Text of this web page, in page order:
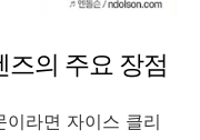
의 주요 장점
라면 자이스 클리